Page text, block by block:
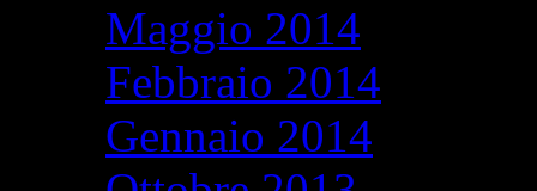
Maggio 2014
Febbraio 2014
Gennaio 2014